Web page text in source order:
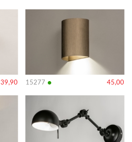
39,90 15277 • 45,00
Bekijk
Bekijk